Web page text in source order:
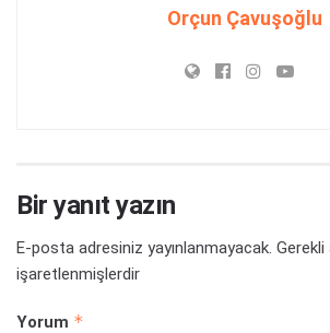
Orçun Çavuşoğlu
Bir yanıt yazın
E-posta adresiniz yayınlanmayacak. Gerekli
işaretlenmişlerdir
Yorum *